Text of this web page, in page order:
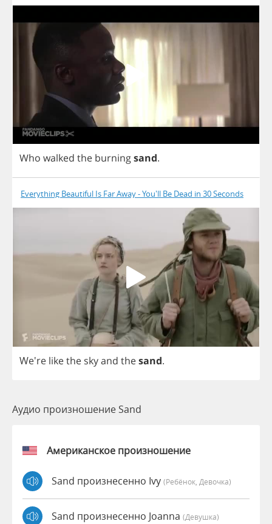
Who walked the burningsand.
Everything Beautiful Is Far Away - You'll Be Dead in 30 Seconds
We're likethe skyand thesand.
Аудио произношение Sand
Американское произношение
Sand произнесенно Ivy (Ребёнок, Девочка)
Sand произнесенно Joanna (девушка)